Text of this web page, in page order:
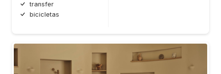
transfer
bicicletas